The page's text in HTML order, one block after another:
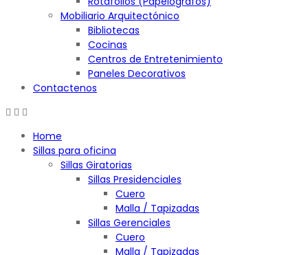
Mobiliario Arquitectónico
Bibliotecas
Cocinas
Centros de Entretenimiento
Paneles Decorativos
Contactenos
Home
Sillas para oficina
Sillas Giratorias
Sillas Presidenciales
Cuero
Malla / Tapizadas
Sillas Gerenciales
Cuero
Malla / Tapizadas